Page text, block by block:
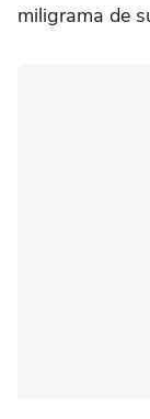
miligrama de